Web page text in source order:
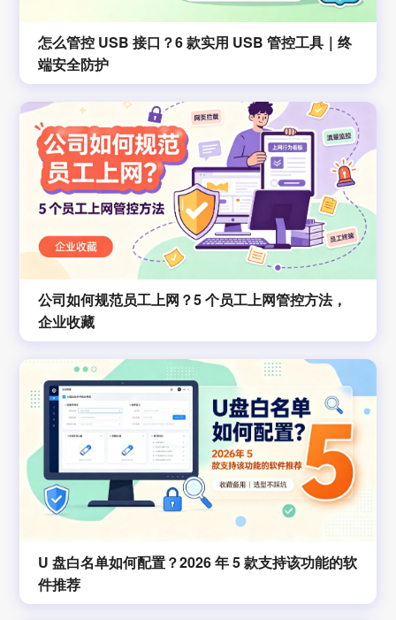
怎么管控 USB 接口？6 款实用 USB 管控工具｜终
端安全防护
公司如何规范员工上网？5 个员工上网管控方法，
企业收藏
U 盘白名单如何配置？2026 年 5 款支持该功能的软
件推荐